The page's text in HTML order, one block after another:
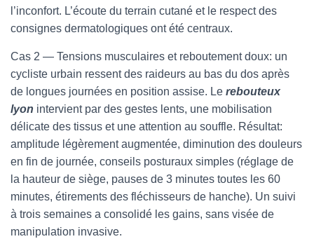
l’inconfort. L’écoute du terrain cutané et le respect des
consignes dermatologiques ont été centraux.
Cas 2 — Tensions musculaires et reboutement doux: un
cycliste urbain ressent des raideurs au bas du dos après
de longues journées en position assise. Le rebouteux
lyon intervient par des gestes lents, une mobilisation
délicate des tissus et une attention au souffle. Résultat:
amplitude légèrement augmentée, diminution des douleurs
en fin de journée, conseils posturaux simples (réglage de
la hauteur de siège, pauses de 3 minutes toutes les 60
minutes, étirements des fléchisseurs de hanche). Un suivi
à trois semaines a consolidé les gains, sans visée de
manipulation invasive.